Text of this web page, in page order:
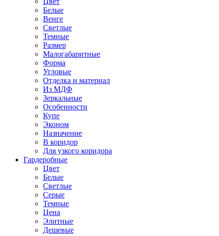
Белые
Венге
Светлые
Темные
Размер
Малогабаритные
Форма
Угловые
Отделка и материал
Из МДФ
Зеркальные
Особенности
Купе
Эконом
Назначение
В коридор
Для узкого коридора
Гардеробные
Цвет
Белые
Светлые
Серые
Темные
Цена
Элитные
Дешевые